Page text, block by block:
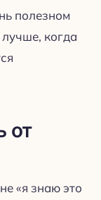
полезном
когда
от
«я знаю это